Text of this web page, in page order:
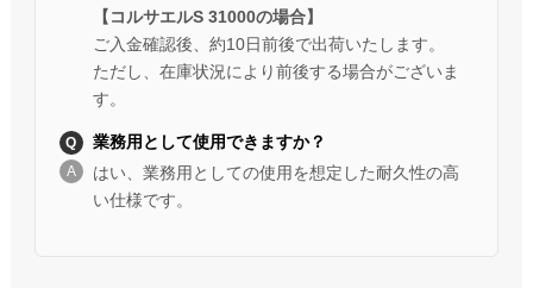
【コルサエルS 31000の場合】
ご入金確認後、約10日前後で出荷いたします。
ただし、在庫状況により前後する場合がございま
す。
業務用として使用できますか？
はい、業務用としての使用を想定した耐久性の高
い仕様です。